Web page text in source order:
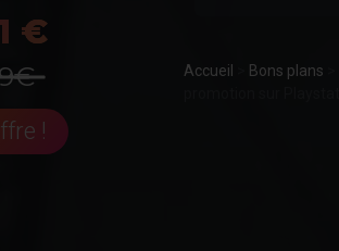
€
!
Accueil Bons plans